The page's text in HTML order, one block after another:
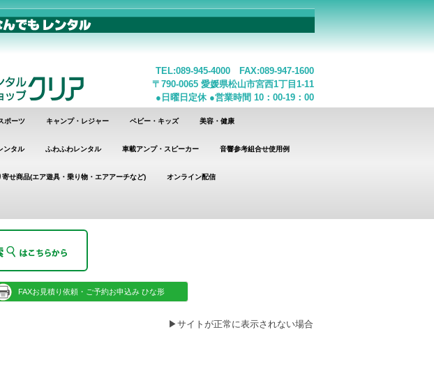
TEL:089-945-4000 FAX:089-947-1600
〒790-0065 愛媛県松山市宮西1丁目1-11
●日曜日定休 ●営業時間 10：00-19：00
ポーツ キャンプ・レジャー ベビー・キッズ 美容・健康
ンタル ふわふわレンタル 車載アンプ・スピーカー 音響参考組合せ使用例
寄せ商品(エア遊具・乗り物・エアアーチなど) オンライン配信
FAXお見積り依頼・ご予約お申込み ひな形
▶サイトが正常に表示されない場合